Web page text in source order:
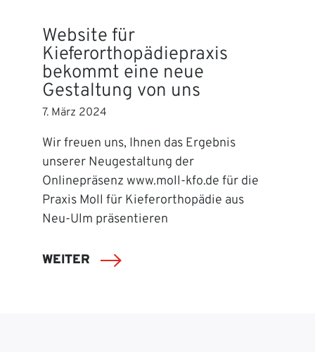
Website für
Kieferorthopädiepraxis
bekommt eine neue
Gestaltung von uns
7. März 2024
Wir freuen uns, Ihnen das Ergebnis
unserer Neugestaltung der
Onlinepräsenz www.moll-kfo.de für die
Praxis Moll für Kieferorthopädie aus
Neu-Ulm präsentieren
WEITER